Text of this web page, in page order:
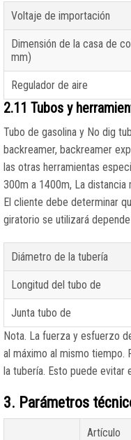
Voltaje de importación
Dimensión de la casa de
mm)
Regulador de aire
2.11 Tubos y
Tubo de gasolina y No dig
backreamer, backreamer
las otras herramientas
300m a 1400m, La distancia
El cliente debe determinar
giratorio se utilizará
Diámetro de la tubería
Longitud del tubo de
Junta tubo de
Nota. La fuerza y esfuerzo
al máximo al mismo tiempo.
la tubería. Esto puede evitar
3. Parámetros
Artículo